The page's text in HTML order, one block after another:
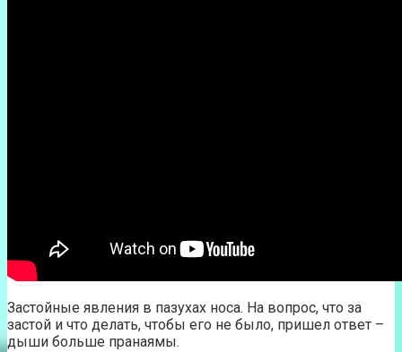
Застойные явления в пазухах носа. На вопрос, что за
застой и что делать, чтобы его не было, пришел ответ –
дыши больше пранаямы.